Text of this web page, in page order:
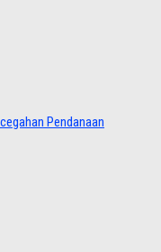
Pendanaan